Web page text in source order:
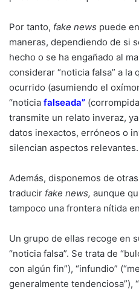
Por tanto, fake news puede
maneras, dependiendo de si
hecho o se ha engañado al
considerar “noticia falsa” a la
ocurrido (asumiendo el
“noticia falseada”
transmite un relato inveraz,
datos inexactos, erróneos o
silencian aspectos relevantes.
Además, disponemos de
traducir fake news, aunque
tampoco una frontera nítida
Un grupo de ellas recoge en
“noticia falsa”. Se trata de
con algún fin”), “infundio”
generalmente tendenciosa”),